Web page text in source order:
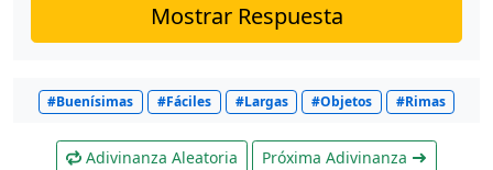
Mostrar Respuesta
#Buenísimas #Fáciles #Largas #Objetos #Rimas
Adivinanza Aleatoria Próxima Adivinanza